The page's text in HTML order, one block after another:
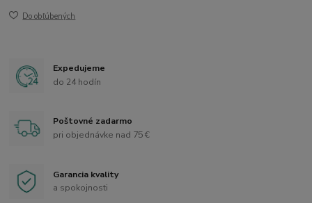
Do obľúbených
Expedujeme
do 24 hodín
Poštovné zadarmo
pri objednávke nad 75 €
Garancia kvality
a spokojnosti